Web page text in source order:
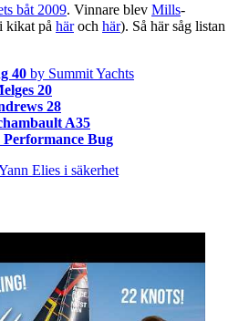
båt 2009. Vinnare blev Mills-
kikat på häroch här). Så här såg listan
40 by Summit Yachts
20
28
A35
Performance Bug
Elies i säkerhet